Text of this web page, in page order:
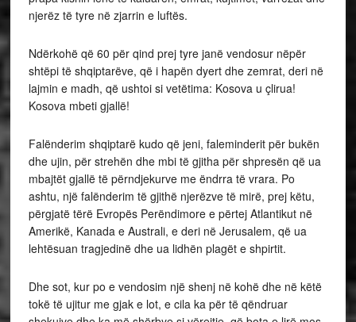
njerëz të tyre në zjarrin e luftës.
Ndërkohë që 60 për qind prej tyre janë vendosur nëpër
shtëpi të shqiptarëve, që i hapën dyert dhe zemrat, deri në
lajmin e madh, që ushtoi si vetëtima: Kosova u çlirua!
Kosova mbeti gjallë!
Falënderim shqiptarë kudo që jeni, faleminderit për bukën
dhe ujin, për strehën dhe mbi të gjitha për shpresën që ua
mbajtët gjallë të përndjekurve me ëndrra të vrara. Po
ashtu, një falënderim të gjithë njerëzve të mirë, prej këtu,
përgjatë tërë Evropës Perëndimore e përtej Atlantikut në
Amerikë, Kanada e Australi, e deri në Jerusalem, që ua
lehtësuan tragjedinë dhe ua lidhën plagët e shpirtit.
Dhe sot, kur po e vendosim një shenj në kohë dhe në këtë
tokë të ujitur me gjak e lot, e cila ka për të qëndruar